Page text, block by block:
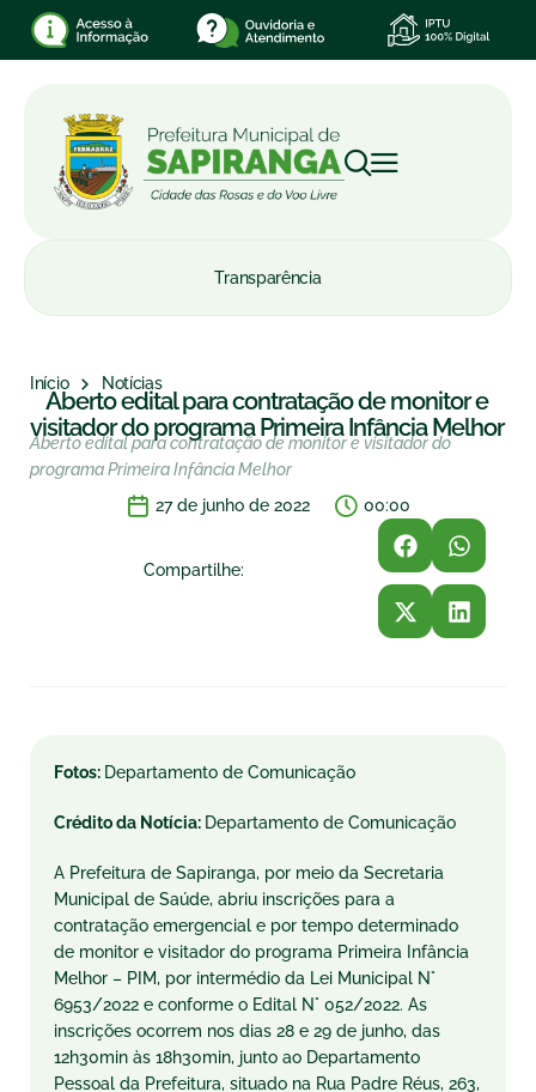
Transparência
Início Notícias
Aberto edital para contratação de monitor e
visitador do programa Primeira Infância Melhor
Aberto edital para contratação de monitor e visitador do
programa Primeira Infância Melhor
27 de junho de 2022
00:00
Compartilhe:
Fotos: Departamento de Comunicação
Crédito da Notícia: Departamento de Comunicação
A Prefeitura de Sapiranga, por meio da Secretaria
Municipal de Saúde, abriu inscrições para a
contratação emergencial e por tempo determinado
de monitor e visitador do programa Primeira Infância
Melhor – PIM, por intermédio da Lei Municipal N°
6953/2022 e conforme o Edital N° 052/2022. As
inscrições ocorrem nos dias 28 e 29 de junho, das
12h30min às 18h30min, junto ao Departamento
Pessoal da Prefeitura, situado na Rua Padre Réus, 263,